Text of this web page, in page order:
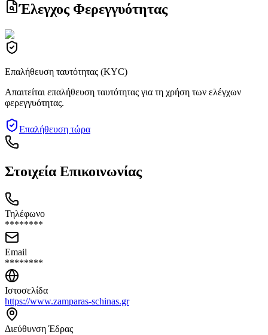
Έλεγχος Φερεγγυότητας
Επαλήθευση ταυτότητας (KYC)
Απαιτείται επαλήθευση ταυτότητας για τη χρήση των ελέγχων
φερεγγυότητας.
Επαλήθευση τώρα
Στοιχεία Επικοινωνίας
Τηλέφωνο
********
Email
********
Ιστοσελίδα
https://www.zamparas-schinas.gr
Διεύθυνση Έδρας